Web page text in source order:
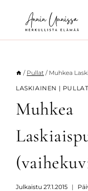
sisältöön
/ Pullat / Muhkea
LASKIAINEN | PULLAT
Muhkea
Julkaistu 27.1.2015